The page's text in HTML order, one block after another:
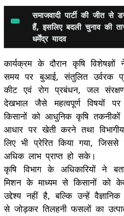
समाजवादी पार्टी की जीत से
हैं, इसलिए बदली चुनाव की
धर्मेंद्र यादव
कार्यक्रम के दौरान कृषि
समय पर बुआई, संतुलित उर्वरक
कीट एवं रोग प्रबंधन, जल
देखभाल जैसे महत्वपूर्ण विषयों
किसानों को आधुनिक कृषि
आधार पर खेती करने तथा
लिए भी प्रेरित किया गया,
अधिक लाभ प्राप्त हो सके।
कृषि विभाग के अधिकारियों ने
मिशन के माध्यम से किसानों को
उद्देश्य नहीं है, बल्कि उन्हें
से जोड़कर तिलहनी फसलों का